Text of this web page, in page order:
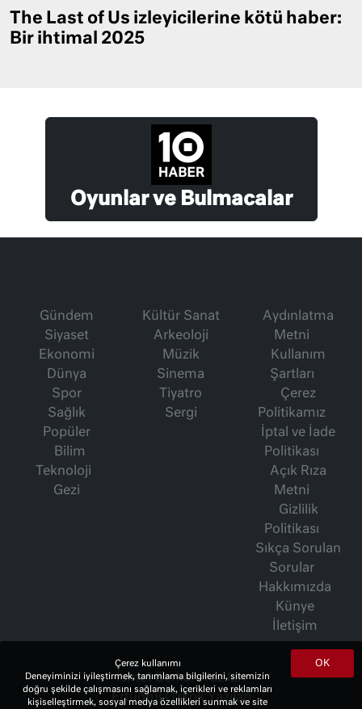
The Last of Us izleyicilerine kötü haber:
Bir ihtimal 2025
Oyunlar ve Bulmacalar
Gündem
Siyaset
Ekonomi
Dünya
Spor
Sağlık
Popüler
Bilim
Teknoloji
Gezi
Kültür Sanat
Arkeoloji
Müzik
Sinema
Tiyatro
Sergi
Aydınlatma
Metni
Kullanım
Şartları
Çerez
Politikamız
İptal ve İade
Politikası
Açık Rıza
Metni
Gizlilik
Politikası
Sıkça Sorulan
Sorular
Hakkımızda
Künye
İletişim
İsmet Berkan Yazıları
Ertuğrul Özkök Yazıları
OK
Çerez kullanımı
Deneyiminizi iyileştirmek, tanımlama bilgilerini, sitemizin
doğru şekilde çalışmasını sağlamak, içerikleri ve reklamları
kişiselleştirmek, sosyal medya özellikleri sunmak ve site